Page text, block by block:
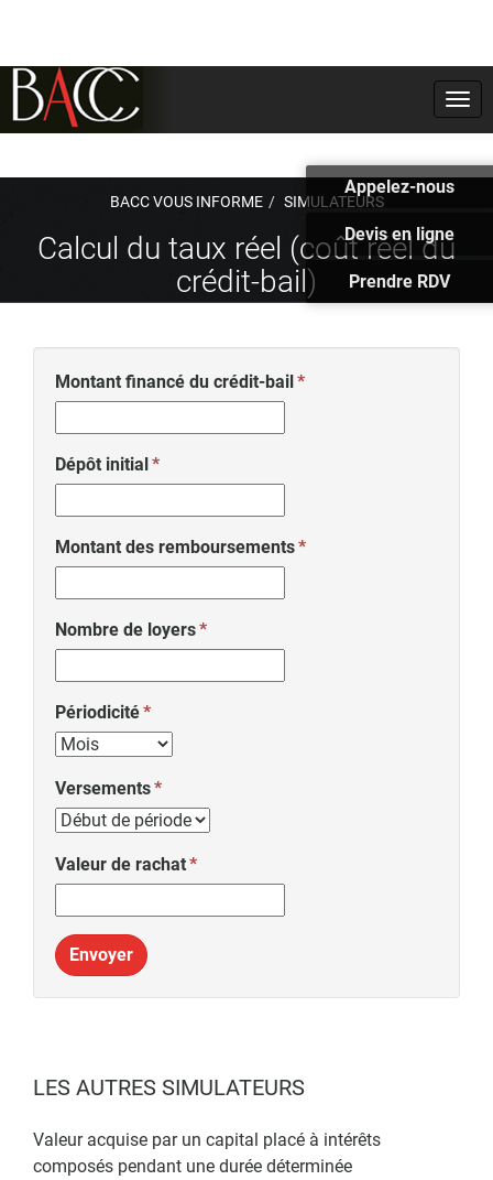
BACC VOUS INFORME SIMULATEURS
Appelez-nous
Devis en ligne
Prendre RDV
Calcul du taux réel (coût réel du
crédit-bail)
Montant financé du crédit-bail
Dépôt initial
Montant des remboursements
Nombre de loyers
Périodicité
Versements
Valeur de rachat
Envoyer
LES AUTRES SIMULATEURS
Valeur acquise par un capital placé à intérêts
composés pendant une durée déterminée